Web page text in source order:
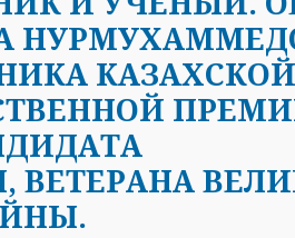
КАЗАХСКОЙ
ВЕТЕРАНА